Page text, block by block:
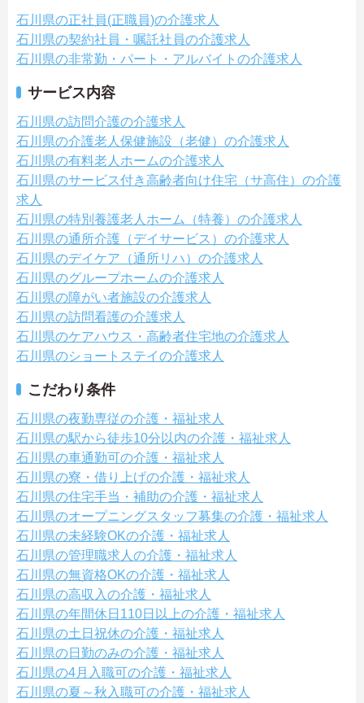
石川県の正社員(正職員)の介護求人
石川県の契約社員・嘱託社員の介護求人
石川県の非常勤・パート・アルバイトの介護求人
サービス内容
石川県の訪問介護の介護求人
石川県の介護老人保健施設（老健）の介護求人
石川県の有料老人ホームの介護求人
石川県のサービス付き高齢者向け住宅（サ高住）の介護
求人
石川県の特別養護老人ホーム（特養）の介護求人
石川県の通所介護（デイサービス）の介護求人
石川県のデイケア（通所リハ）の介護求人
石川県のグループホームの介護求人
石川県の障がい者施設の介護求人
石川県の訪問看護の介護求人
石川県のケアハウス・高齢者住宅地の介護求人
石川県のショートステイの介護求人
こだわり条件
石川県の夜勤専従の介護・福祉求人
石川県の駅から徒歩10分以内の介護・福祉求人
石川県の車通勤可の介護・福祉求人
石川県の寮・借り上げの介護・福祉求人
石川県の住宅手当・補助の介護・福祉求人
石川県のオープニングスタッフ募集の介護・福祉求人
石川県の未経験OKの介護・福祉求人
石川県の管理職求人の介護・福祉求人
石川県の無資格OKの介護・福祉求人
石川県の高収入の介護・福祉求人
石川県の年間休日110日以上の介護・福祉求人
石川県の土日祝休の介護・福祉求人
石川県の日勤のみの介護・福祉求人
石川県の4月入職可の介護・福祉求人
石川県の夏～秋入職可の介護・福祉求人